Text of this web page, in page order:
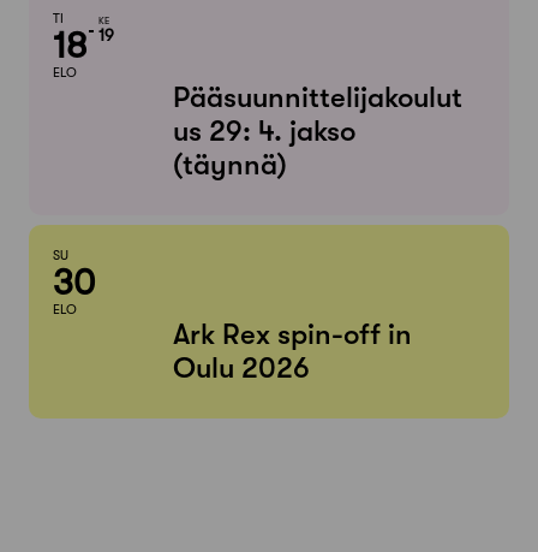
TI
18
ELO
KE
19
Pääsuunnittelijakoulut
us 29: 4. jakso
(täynnä)
SU
30
ELO
Ark Rex spin-off in
Oulu 2026